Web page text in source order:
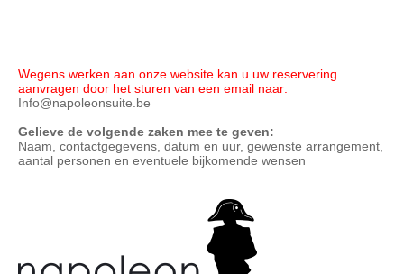
Wegens werken aan onze website kan u uw reservering
aanvragen door het sturen van een email naar:
Info@napoleonsuite.be
Gelieve de volgende zaken mee te geven:
Naam, contactgegevens, datum en uur, gewenste arrangement,
aantal personen en eventuele bijkomende wensen